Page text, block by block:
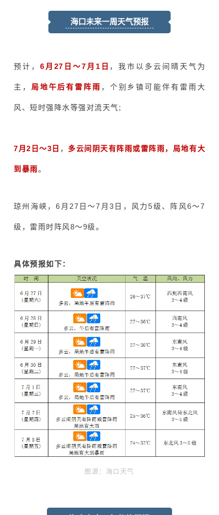
海口未来一周天气预报
预计， 6月27日～7月1日 ，我市以多云间晴天气为
主， 局地午后有雷阵雨 ，个别乡镇可能伴有雷雨大
风、短时强降水等强对流天气;
7月2日～3日 ， 多云间阴天有阵雨或雷阵雨，局地有大
到暴雨。
琼州海峡，6月27日～7月3日，风力5级、阵风6～7
级，雷雨时阵风8～9级。
具体预报如下：
图源：海口天气